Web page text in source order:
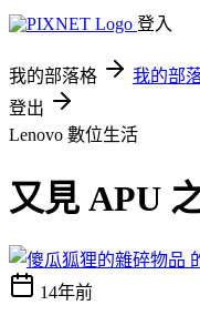
登入
我的部落格 我的部
登出
Lenovo 數位生活
又見 APU
14年前